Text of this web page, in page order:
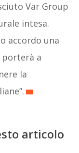
Var Group
intesa.
accordo una
porterà a
la
articolo